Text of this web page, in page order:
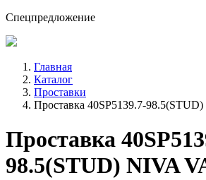
Спецпредложение
Главная
Каталог
Проставки
Проставка 40SP5139.7-
Проставка
98.5(STUD) NIVA